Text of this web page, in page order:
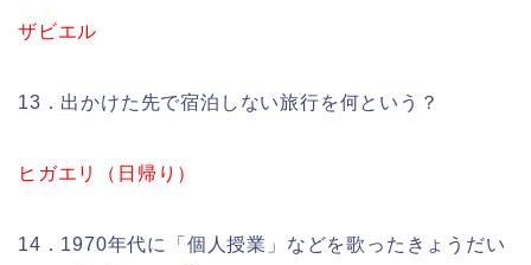
ザビエル
13．出かけた先で宿泊しない旅行を何という？
ヒガエリ（日帰り）
14．1970年代に「個人授業」などを歌ったきょうだい